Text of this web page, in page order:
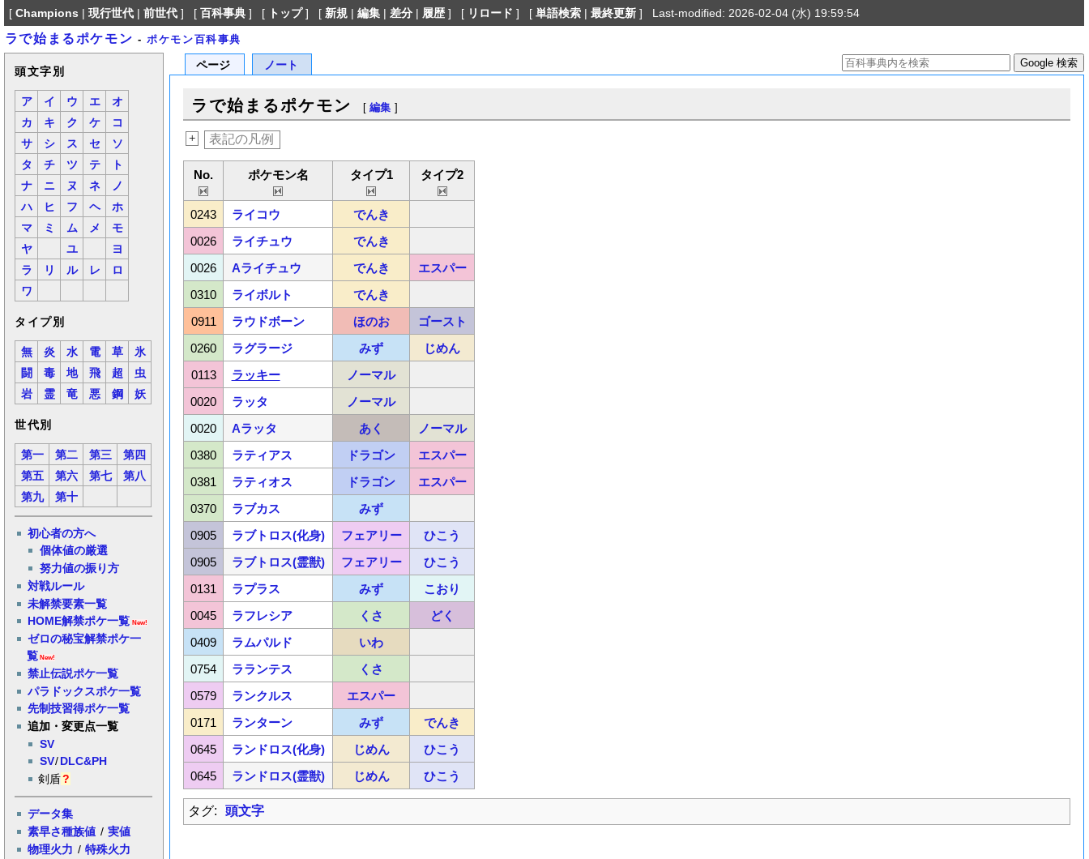
[ Champions | 現行世代| 前世代] [ 百科事典] [ トップ] [ 新規| 編集| 差分| 履歴] [ リロード ] [ 単語検索| 最終更新] Last-modified: 2026-02-04 (水) 19:59:54
ラで始まるポケモン - ポケモン百科事典
頭文字別
ア イ ウ エ
オ
カ
キ ク ケ
コ
サ
シ ス セ
ソ
タ
チ ツ テ
ト
ナ
ニ ヌ ネ
ノ
ハ
ヒ フ ヘ
ホ
マ
ミ ム メ
モ
ヤ
ユ
ヨ
ラ
リ ル レ
ロ
ワ
タイプ別
無 炎 水 電 草
氷
闘
毒 地 飛 超
虫
岩
霊 竜 悪 鋼 妖
世代別
第一 第二 第三
第四
第五
第六 第七
第八
第九
第十
初心者の方へ
個体値の厳選
努力値の振り方
対戦ルール
未解禁要素一覧
HOME解禁ポケ一覧 New!
ゼロの秘宝解禁ポケ一
覧 New!
禁止伝説ポケ一覧
パラドックスポケ一覧
先制技習得ポケ一覧
追加・変更点一覧
SV
SV/DLC&PH
剣盾?
データ集
素早さ種族値 / 実値
物理火力 / 特殊火力
ページ ノート
ラで始まるポケモン [ 編集 ]
+ 表記の凡例
No. ポケモン名 タイプ1 タイプ2
0243 ライコウ
でんき
0026
ライチュウ
でんき
0026
Aライチュウ でんき
エスパー
0310
ライボルト
でんき
0911
ラウドボーン ほのお
ゴースト
0260
ラグラージ みず
じめん
0113
ラッキー
ノーマル
0020
ラッタ
ノーマル
0020
Aラッタ あく
ノーマル
0380
ラティアス ドラゴン
エスパー
0381
ラティオス ドラゴン
エスパー
0370
ラブカス
みず
0905
ラブトロス(化身) フェアリー
ひこう
0905
ラブトロス(霊獣) フェアリー
ひこう
0131
ラプラス みず
こおり
0045
ラフレシア くさ
どく
0409
ラムパルド
いわ
0754
ラランテス
くさ
0579
ランクルス
エスパー
0171
ランターン みず
でんき
0645
ランドロス(化身) じめん
ひこう
0645
ランドロス(霊獣) じめん ひこう
タグ: 頭文字